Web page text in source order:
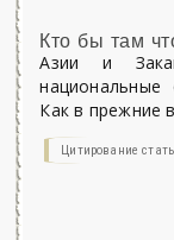
Кто бы там
Азии и
Как в прежние
Цитирование